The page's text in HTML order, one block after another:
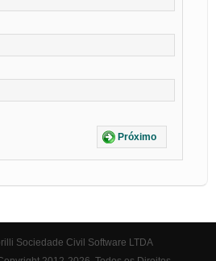
Próximo
Sociedade Civil Software LTDA